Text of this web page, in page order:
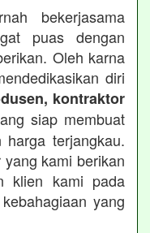
bekerjasama
puas dengan
Oleh karna
diri
kontraktor
siap membuat
terjangkau.
kami berikan
klien kami pada
yang